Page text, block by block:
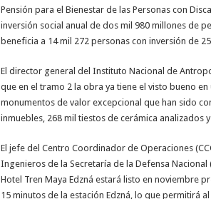
Pensión para el Bienestar de las Personas con
inversión social anual de dos mil 980 millones de
beneficia a 14 mil 272 personas con inversión de
El director general del Instituto Nacional de
que en el tramo 2 la obra ya tiene el visto bueno
monumentos de valor excepcional que han sido
inmuebles, 268 mil tiestos de cerámica analizados
El jefe del Centro Coordinador de Operaciones
Ingenieros de la Secretaría de la Defensa Nacional
Hotel Tren Maya Edzná estará listo en noviembre
15 minutos de la estación Edzná, lo que permitirá